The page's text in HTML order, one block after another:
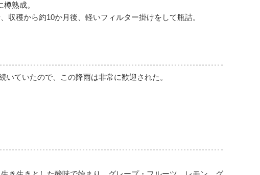
熟成。
穫から約10か月後、軽いフィルター掛けをして瓶詰。
ていたので、この降雨は非常に歓迎された。